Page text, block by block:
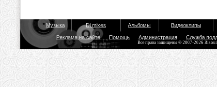
Музыка Dj mixes Альбомы Видеоклипы
Реклама на сайте Помощь Администрация Служба
Все права защищены © 2007-2026